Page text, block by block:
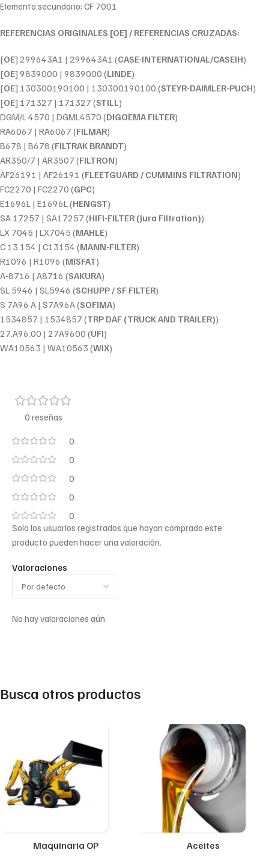
Elemento secundario: CF 7001
REFERENCIAS ORIGINALES [OE] / REFERENCIAS CRUZADAS:
[OE] 299643A1 | 299643A1 (CASE-INTERNATIONAL/CASEIH)
[OE] 9839000 | 9839000 (LINDE)
[OE] 130300190100 | 130300190100 (STEYR-DAIMLER-PUCH)
[OE] 171327 | 171327 (STILL)
DGM/L 4570 | DGML4570 (DIGOEMA FILTER)
RA6067 | RA6067 (FILMAR)
B678 | B678 (FILTRAK BRANDT)
AR350/7 | AR3507 (FILTRON)
AF26191 | AF26191 (FLEETGUARD / CUMMINS FILTRATION)
FC2270 | FC2270 (GPC)
E1696L | E1696L (HENGST)
SA 17257 | SA17257 (HIFI-FILTER (Jura Filtration))
LX 7045 | LX7045 (MAHLE)
C 13 154 | C13154 (MANN-FILTER)
R1096 | R1096 (MISFAT)
A-8716 | A8716 (SAKURA)
SL 5946 | SL5946 (SCHUPP / SF FILTER)
S 7A96 A | S7A96A (SOFIMA)
1534857 | 1534857 (TRP DAF (TRUCK AND TRAILER))
27.A96.00 | 27A9600 (UFI)
WA10563 | WA10563 (WIX)
0 reseñas
0
0
0
0
0
Valoraciones
No hay valoraciones aún.
Solo los usuarios registrados que hayan comprado este
producto pueden hacer una valoración.
Busca otros productos
Maquinaria OP Aceites